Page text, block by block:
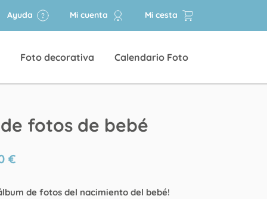
Ayuda Mi cuenta Mi cesta
Foto decorativa Calendario Foto
fotos de bebé
€
de fotos del nacimiento del bebé!